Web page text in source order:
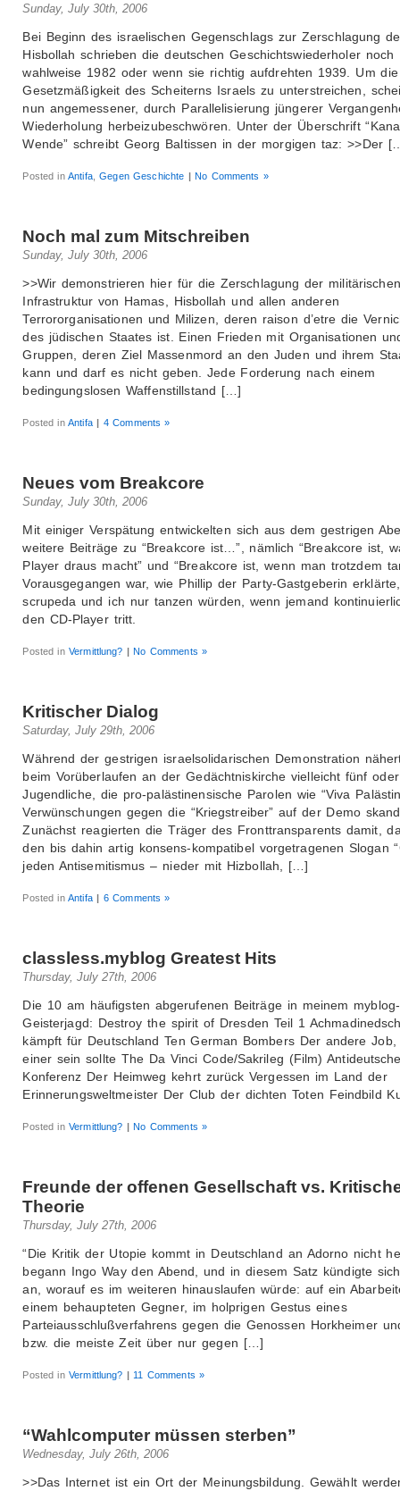
Sunday, July 30th, 2006
Bei Beginn des israelischen Gegenschlags zur Zerschlagung
Hisbollah schrieben die deutschen Geschichtswiederholer noch
wahlweise 1982 oder wenn sie richtig aufdrehten 1939. Um die
Gesetzmäßigkeit des Scheiterns Israels zu unterstreichen,
nun angemessener, durch Parallelisierung jüngerer
Wiederholung herbeizubeschwören. Unter der Überschrift
Wende” schreibt Georg Baltissen in der morgigen taz: >>Der
Posted inAntifa,Gegen Geschichte | No Comments »
Noch mal zum Mitschreiben
Sunday, July 30th, 2006
>>Wir demonstrieren hier für die Zerschlagung der militärischen
Infrastruktur von Hamas, Hisbollah und allen anderen
Terrororganisationen und Milizen, deren raison d’etre die
des jüdischen Staates ist. Einen Frieden mit Organisationen
Gruppen, deren Ziel Massenmord an den Juden und ihrem
kann und darf es nicht geben. Jede Forderung nach einem
bedingungslosen Waffenstillstand […]
Posted inAntifa | 4 Comments »
Neues vom Breakcore
Sunday, July 30th, 2006
Mit einiger Verspätung entwickelten sich aus dem gestrigen
weitere Beiträge zu “Breakcore ist…”, nämlich “Breakcore ist,
Player draus macht” und “Breakcore ist, wenn man trotzdem
Vorausgegangen war, wie Phillip der Party-Gastgeberin
scrupeda und ich nur tanzen würden, wenn jemand
den CD-Player tritt.
Posted inVermittlung? | No Comments »
Kritischer Dialog
Saturday, July 29th, 2006
Während der gestrigen israelsolidarischen Demonstration
beim Vorüberlaufen an der Gedächtniskirche vielleicht fünf
Jugendliche, die pro-palästinensische Parolen wie “Viva
Verwünschungen gegen die “Kriegstreiber” auf der Demo
Zunächst reagierten die Träger des Fronttransparents damit,
den bis dahin artig konsens-kompatibel vorgetragenen Slogan
jeden Antisemitismus – nieder mit Hizbollah, […]
Posted inAntifa | 6 Comments »
classless.myblog Greatest Hits
Thursday, July 27th, 2006
Die 10 am häufigsten abgerufenen Beiträge in meinem
Geisterjagd: Destroy the spirit of Dresden Teil 1
kämpft für Deutschland Ten German Bombers Der andere
einer sein sollte The Da Vinci Code/Sakrileg (Film)
Konferenz Der Heimweg kehrt zurück Vergessen im Land der
Erinnerungsweltmeister Der Club der dichten Toten Feindbild
Posted inVermittlung? | No Comments »
Freunde der offenen Gesellschaft vs.
Theorie
Thursday, July 27th, 2006
“Die Kritik der Utopie kommt in Deutschland an Adorno nicht
begann Ingo Way den Abend, und in diesem Satz kündigte
an, worauf es im weiteren hinauslaufen würde: auf ein
einem behaupteten Gegner, im holprigen Gestus eines
Parteiausschlußverfahrens gegen die Genossen Horkheimer
bzw. die meiste Zeit über nur gegen […]
Posted inVermittlung? | 11 Comments »
“Wahlcomputer müssen sterben”
Wednesday, July 26th, 2006
>>Das Internet ist ein Ort der Meinungsbildung. Gewählt